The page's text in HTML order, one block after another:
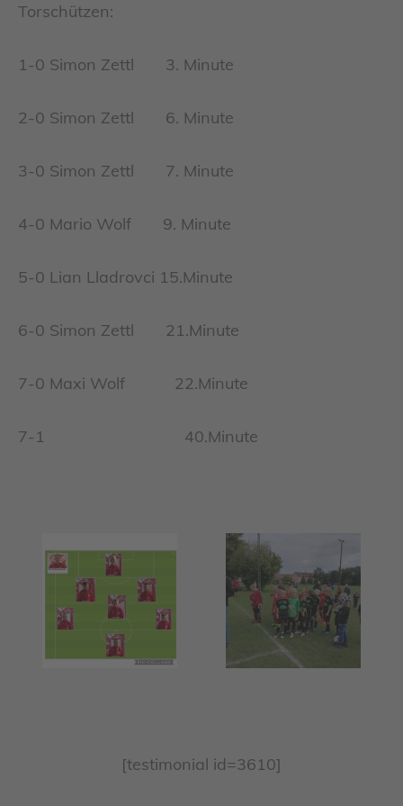
Torschützen:
1-0 Simon Zettl 3. Minute
2-0 Simon Zettl 6. Minute
3-0 Simon Zettl 7. Minute
4-0 Mario Wolf 9. Minute
5-0 Lian Lladrovci 15.Minute
6-0 Simon Zettl 21.Minute
7-0 Maxi Wolf 22.Minute
7-1 40.Minute
[testimonial id=3610]